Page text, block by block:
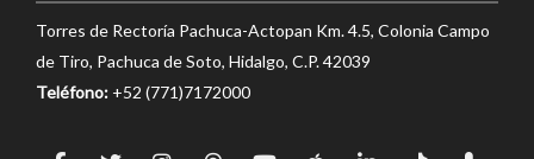
Torres de Rectoría Pachuca-Actopan Km. 4.5, Colonia Campo
de Tiro, Pachuca de Soto, Hidalgo, C.P. 42039
Teléfono: +52 (771)7172000